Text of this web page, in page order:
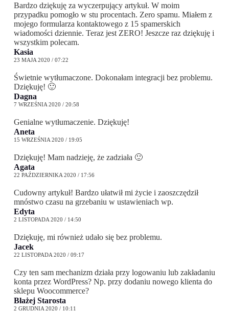
Bardzo dziękuję za wyczerpujący artykuł. W moim
przypadku pomogło w stu procentach. Zero spamu. Miałem z
mojego formularza kontaktowego z 15 spamerskich
wiadomości dziennie. Teraz jest ZERO! Jeszcze raz dziękuję i
wszystkim polecam.
Kasia
23 MAJA 2020 / 07:22
Świetnie wytłumaczone. Dokonałam integracji bez problemu.
Dziękuję! 🙂
Dagna
7 WRZEŚNIA 2020 / 20:58
Genialne wytłumaczenie. Dziękuję!
Aneta
15 WRZEŚNIA 2020 / 19:05
Dziękuję! Mam nadzieję, że zadziała 🙂
Agata
22 PAŹDZIERNIKA 2020 / 17:56
Cudowny artykuł! Bardzo ułatwił mi życie i zaoszczędził
mnóstwo czasu na grzebaniu w ustawieniach wp.
Edyta
2 LISTOPADA 2020 / 14:50
Dziękuję, mi również udało się bez problemu.
Jacek
22 LISTOPADA 2020 / 09:17
Czy ten sam mechanizm działa przy logowaniu lub zakładaniu
konta przez WordPress? Np. przy dodaniu nowego klienta do
sklepu Woocommerce?
Błażej Starosta
2 GRUDNIA 2020 / 10:11